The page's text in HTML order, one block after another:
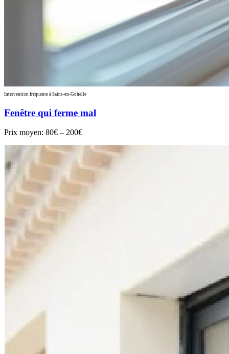
Intervention fréquente à Sains-en-Gohelle
Fenêtre qui ferme mal
Prix moyen: 80€ – 200€